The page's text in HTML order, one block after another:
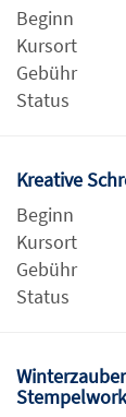
Beginn
Kursort
Gebühr
Status
Kreative
Beginn
Kursort
Gebühr
Status